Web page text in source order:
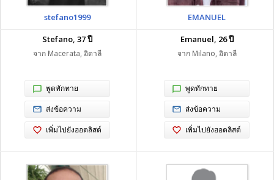
stefano1999
Stefano, 37 ปี
จาก Macerata, อิตาลี
พูดทักทาย
ส่งข้อความ
เพิ่มไปยังฮอตลิสต์
EMANUEL
Emanuel, 26 ปี
จาก Milano, อิตาลี
พูดทักทาย
ส่งข้อความ
เพิ่มไปยังฮอตลิสต์